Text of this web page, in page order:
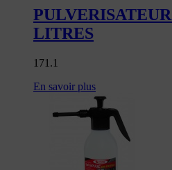
LITRES
171.1
En savoir plus